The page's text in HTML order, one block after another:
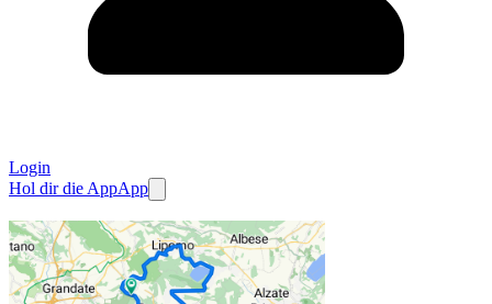
Login
Hol dir die AppApp